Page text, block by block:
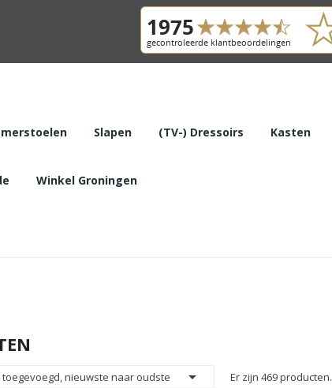
Slapen (TV-) Dressoirs Kasten
Winkel Groningen
toegevoegd, nieuwste naar oudste  Er zijn 469 producten.